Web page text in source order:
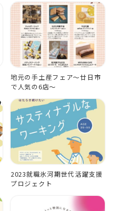
地元の手土産フェア～廿日市
で人気の6店～
2023就職氷河期世代活躍支援
プロジェクト